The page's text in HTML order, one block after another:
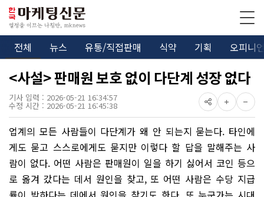
전체 뉴스 유통/직접판매 식약 기획 오피니
<사설> 판매원 보호 없이 다단계 성장 없다
기사 입력 : 2026-05-21 16:34:57
수정 시간 : 2026-05-21 16:45:38
업계의 모든 사람들이 다단계가 왜 안 되는지 묻는다. 타인에
게도 묻고 스스로에게도 묻지만 이렇다 할 답을 말해주는 사
람이 없다. 어떤 사람은 판매원이 일을 하기 싫어서 코인 등으
로 옮겨 갔다는 데서 원인을 찾고, 또 어떤 사람은 수당 지급